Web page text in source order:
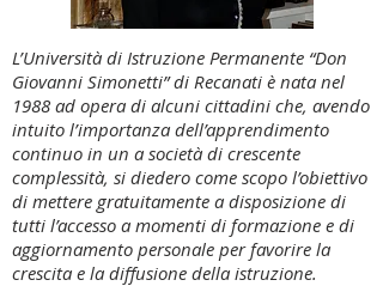
L’Università di Istruzione Permanente “Don
Giovanni Simonetti” di Recanati è nata nel
1988 ad opera di alcuni cittadini che, avendo
intuito l’importanza dell’apprendimento
continuo in un a società di crescente
complessità, si diedero come scopo l’obiettivo
di mettere gratuitamente a disposizione di
tutti l’accesso a momenti di formazione e di
aggiornamento personale per favorire la
crescita e la diffusione della istruzione.